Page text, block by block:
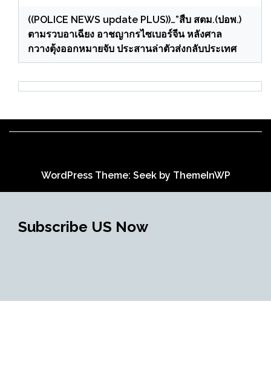
((POLICE NEWS update PLUS))…”สืบ สตม.(ปอพ.)
ตามรวบอาเฉียง อาชญากรไซเบอร์จีน หลังศาล
กวางตุ้งออกหมายจับ ประสานล่าตัวส่งกลับประเทศ
WordPress Theme: Seek by ThemeInWP
Subscribe US Now